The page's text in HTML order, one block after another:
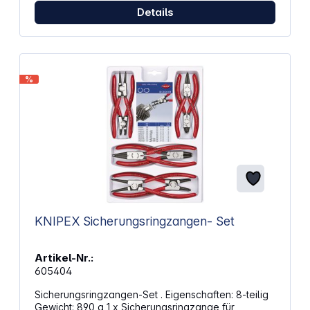
Details
%
KNIPEX Sicherungsringzangen- Set
Artikel-Nr.:
605404
Sicherungsringzangen-Set . Eigenschaften: 8-teilig
Gewicht: 890 g 1 x Sicherungsringzange für